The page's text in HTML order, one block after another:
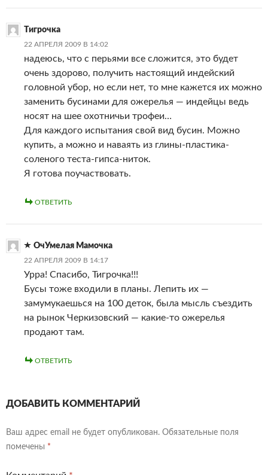
Тигрочка
22 АПРЕЛЯ 2009 В 14:02
надеюсь, что с перьями все сложится, это будет
очень здорово, получить настоящий индейский
головной убор, но если нет, то мне кажется их можно
заменить бусинами для ожерелья — индейцы ведь
носят на шее охотничьи трофеи…
Для каждого испытания свой вид бусин. Можно
купить, а можно и наваять из глины-пластика-
соленого теста-гипса-ниток.
Я готова поучаствовать.
ОТВЕТИТЬ
ОчУмелая Мамочка
22 АПРЕЛЯ 2009 В 14:17
Урра! Спасибо, Тигрочка!!!
Бусы тоже входили в планы. Лепить их —
замумукаешься на 100 деток, была мысль съездить
на рынок Черкизовский — какие-то ожерелья
продают там.
ОТВЕТИТЬ
ДОБАВИТЬ КОММЕНТАРИЙ
Ваш адрес email не будет опубликован. Обязательные поля
помечены *